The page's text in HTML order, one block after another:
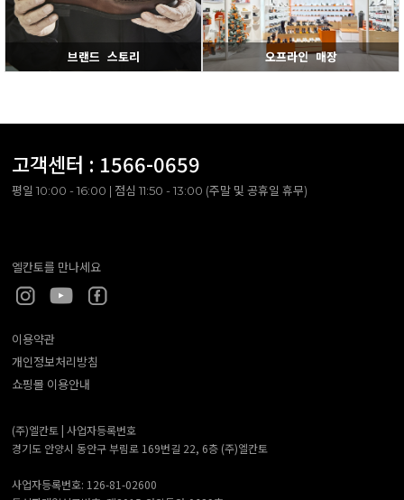
브랜드 스토리 오프라인 매장
고객센터 : 1566-0659
평일 10:00 - 16:00 | 점심 11:50 - 13:00 (주말 및 공휴일 휴무)
엘칸토를 만나세요
이용약관
개인정보처리방침
쇼핑몰 이용안내
(주)엘칸토 | 사업자등록번호
경기도 안양시 동안구 부림로 169번길 22, 6층 (주)엘칸토
사업자등록번호: 126-81-02600